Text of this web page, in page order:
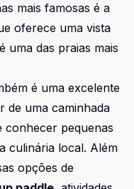
mais famosas é a
oferece uma vista
uma das praias mais
é uma excelente
de uma caminhada
conhecer pequenas
culinária local. Além
opções de